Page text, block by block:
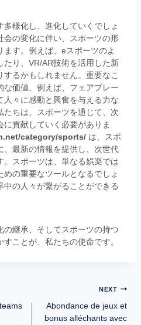
様化し、進化していくでしょ
会の変化に伴い、スポーツの形
す。例えば、eスポーツのよ
たり、VR/AR技術を活用した新
るかもしれません。重要なこ
な価値、例えば、フェアプレー
々に感動と興奮を与える力な
たちは、スポーツを通じて、次
貢献していく必要がありま
category/sports/ は、スポ
、最新の情報を提供し、次世代
スポーツは、単なる娯楽では
の重要なツールとなるでしょ
中の人々が繋がることができる
の継承、そしてスポーツの持つ
ことが、私たちの使命です。
NEXT
Abondance de jeux et
bonus alléchants avec